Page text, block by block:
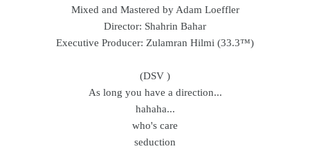
Mixed and Mastered by Adam Loeffler
Director: Shahrin Bahar
Executive Producer: Zulamran Hilmi (33.3™)
(DSV )
As long you have a direction...
hahaha...
who's care
seduction